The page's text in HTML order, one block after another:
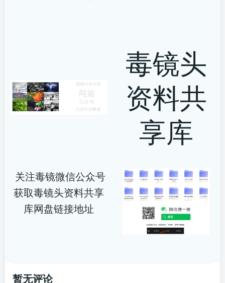
毒镜头
资料共
享库
关注毒镜微信公众号
获取毒镜头资料共享
库网盘链接地址
暂无评论